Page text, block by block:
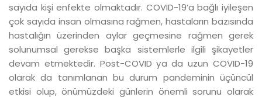
sayıda kişi enfekte olmaktadır. COVID-19’a bağlı iyileşen
çok sayıda insan olmasına rağmen, hastaların bazısında
hastalığın üzerinden aylar geçmesine rağmen gerek
solunumsal gerekse başka sistemlerle ilgili şikayetler
devam etmektedir. Post-COVID ya da uzun COVID-19
olarak da tanımlanan bu durum pandeminin üçüncül
etkisi olup, önümüzdeki günlerin önemli sorunu olarak